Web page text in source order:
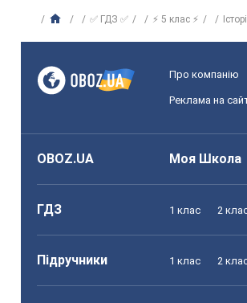
✅ ГДЗ ✅ ⚡ 5 клас ⚡
Про компанію
Реклама на
OBOZ.UA Моя Школа
ГДЗ 1 клас 2
Підручники 1 клас 2